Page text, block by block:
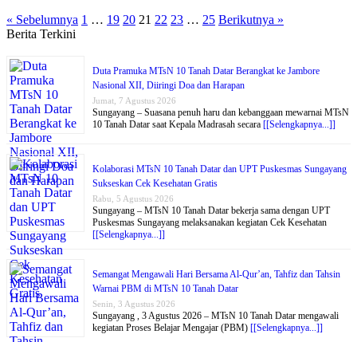
« Sebelumnya 1 … 19 20 21 22 23 … 25 Berikutnya »
Berita Terkini
Duta Pramuka MTsN 10 Tanah Datar Berangkat ke Jambore
Nasional XII, Diiringi Doa dan Harapan
Jumat, 7 Agustus 2026
Sungayang – Suasana penuh haru dan kebanggaan mewarnai MTsN
10 Tanah Datar saat Kepala Madrasah secara [[Selengkapnya...]]
Kolaborasi MTsN 10 Tanah Datar dan UPT Puskesmas Sungayang
Sukseskan Cek Kesehatan Gratis
Rabu, 5 Agustus 2026
Sungayang – MTsN 10 Tanah Datar bekerja sama dengan UPT
Puskesmas Sungayang melaksanakan kegiatan Cek Kesehatan
[[Selengkapnya...]]
Semangat Mengawali Hari Bersama Al-Qur’an, Tahfiz dan Tahsin
Warnai PBM di MTsN 10 Tanah Datar
Senin, 3 Agustus 2026
Sungayang , 3 Agustus 2026 – MTsN 10 Tanah Datar mengawali
kegiatan Proses Belajar Mengajar (PBM) [[Selengkapnya...]]